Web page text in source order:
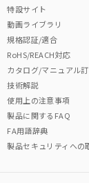
であっても、流
しくは販売店へ
特設サイト
動画ライブラリ
規格認証/適合
RoHS/REACH対応
カタログ/マニュアル
技術解説
使用上の注意事項
製品に関するFAQ
FA用語辞典
製品セキュリティへの